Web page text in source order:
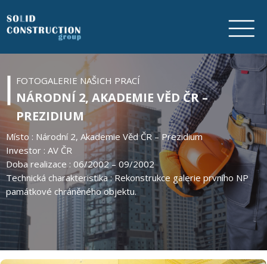
SLUŽBY
NAŠE
NAŠE
PRÁCE
O
NÁS
FOTOGALERIEKONTAKTY
NÁRODNÍ 2, AKADEMIE VĚD ČR –
PREZIDIUM
FOTOGALERIE NAŠICH PRACÍ
Místo : Národní 2, Akademie Věd ČR – Prezidium
Investor : AV ČR
Doba realizace : 06/2002 – 09/2002
Technická charakteristika : Rekonstrukce galerie prvního NP
památkové chráněného objektu.